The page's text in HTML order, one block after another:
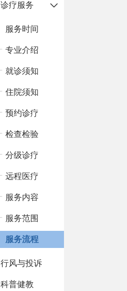
诊疗服务
服务时间
专业介绍
就诊须知
住院须知
预约诊疗
检查检验
分级诊疗
远程医疗
服务内容
服务范围
服务流程
行风与投诉
科普健教